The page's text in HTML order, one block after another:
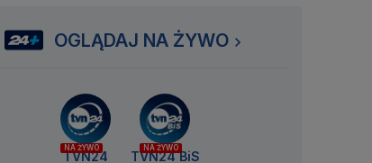
OGLĄDAJ NA ŻYWO
NA ŻYWO
TVN24
NA ŻYWO
TVN24 BiS